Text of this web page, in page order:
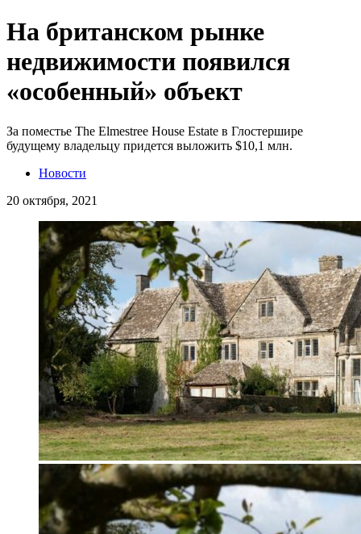
На британском рынке
недвижимости появился
«особенный» объект
За поместье The Elmestree House Estate в Глостершире
будущему владельцу придется выложить $10,1 млн.
Новости
20 октября, 2021